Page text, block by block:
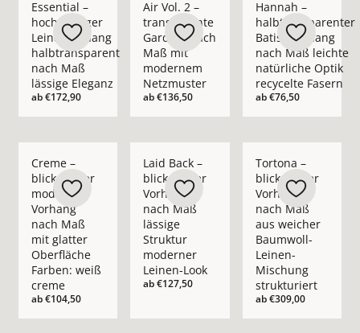
Essential –
hochwertiger
Leinenvorhang
halbtransparent
nach Maß
lässige Eleganz
ab€172,90
Air Vol. 2 –
transparente
Gardine nach
Maß mit
modernem
Netzmuster
ab€136,50
Hannah –
halbtransparenter
Batist-Vorhang
nach Maß leichte
natürliche Optik
recycelte Fasern
ab€76,50
Creme –
blickdichter
moderner
Vorhang
nach Maß
mit glatter
Oberfläche
Farben: weiß
creme
ab€104,50
Laid Back –
blickdichter
Vorhang
nach Maß
lässige
Struktur
moderner
Leinen-Look
ab€127,50
Tortona –
blickdichter
Vorhang
nach Maß
aus weicher
Baumwoll-
Leinen-
Mischung
strukturiert
ab€309,00